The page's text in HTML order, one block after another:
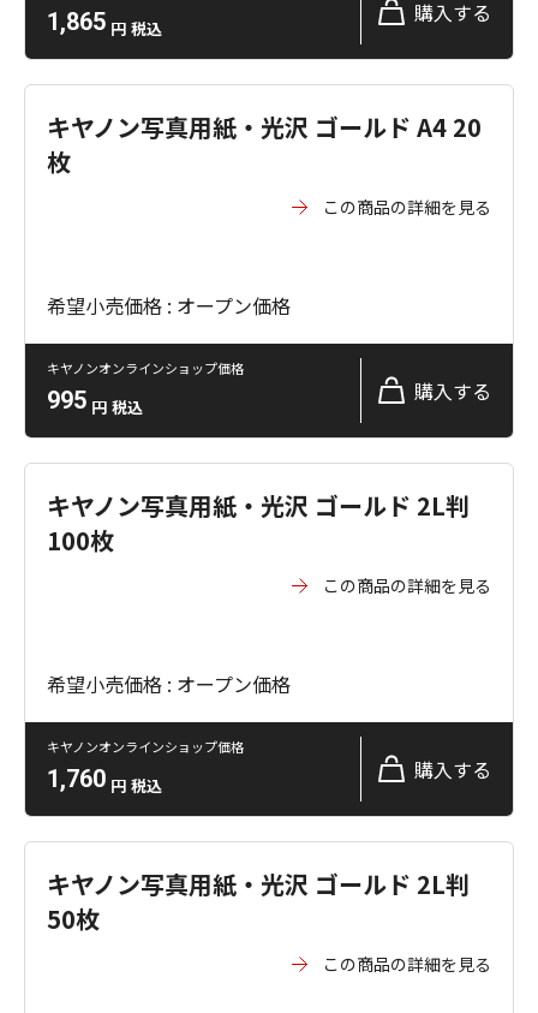
1,865 円 税込
購入する
キヤノン写真用紙・光沢 ゴールド A4 20
枚
この商品の詳細を見る
希望小売価格 : オープン価格
キヤノンオンラインショップ価格
995 円 税込
購入する
キヤノン写真用紙・光沢 ゴールド 2L判
100枚
この商品の詳細を見る
希望小売価格 : オープン価格
キヤノンオンラインショップ価格
1,760 円 税込
購入する
キヤノン写真用紙・光沢 ゴールド 2L判
50枚
この商品の詳細を見る